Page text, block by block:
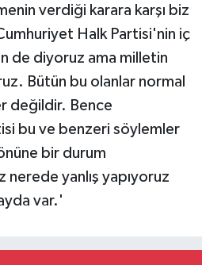
verdiği karara karşı biz
Halk Partisi'nin iç
de diyoruz ama milletin
Bütün bu olanlar normal
değildir. Bence
bu ve benzeri söylemler
bir durum
nerede yanlış yapıyoruz
var.'